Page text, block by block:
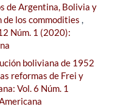
de Argentina, Bolivia y
de los commodities ,
Núm. 1 (2020):
boliviana de 1952
reformas de Frei y
Vol. 6 Núm. 1